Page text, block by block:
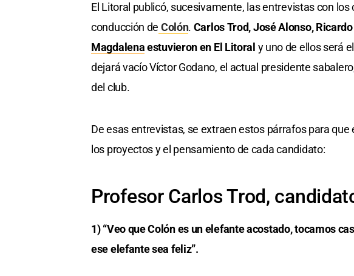
El Litoral publicó, sucesivamente, las entrevistas con
conducción de Colón. Carlos Trod, José Alonso,
Magdalenaestuvieron en El Litoral y uno de ellos será
dejará vacío Víctor Godano, el actual presidente
del club.
De esas entrevistas, se extraen estos párrafos para
los proyectos y el pensamiento de cada candidato:
Profesor Carlos Trod,
1) “Veo que Colón es un elefante acostado, tocamos
ese elefante sea feliz”.